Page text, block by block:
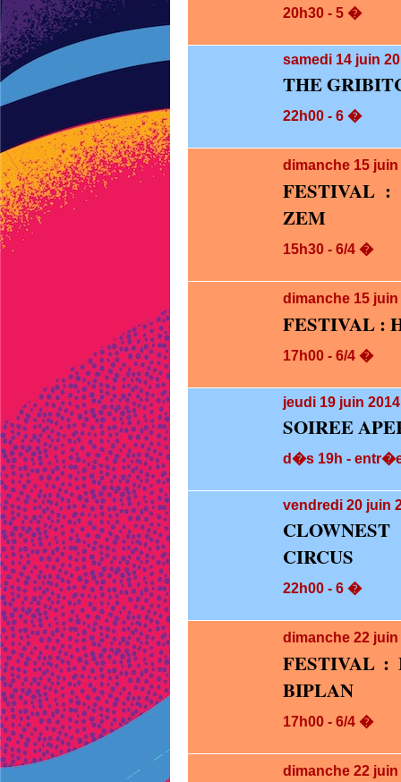
20h30 - 5 �
samedi 14 juin
THE
22h00 - 6 �
dimanche 15
FESTIVAL :
ZEM
15h30 - 6/4 �
dimanche 15
FESTIVAL :
17h00 - 6/4 �
jeudi 19 juin
SOIREE
d�s 19h -
vendredi 20 juin
CIRCUS
22h00 - 6 �
dimanche 22
FESTIVAL :
BIPLAN
17h00 - 6/4 �
dimanche 22